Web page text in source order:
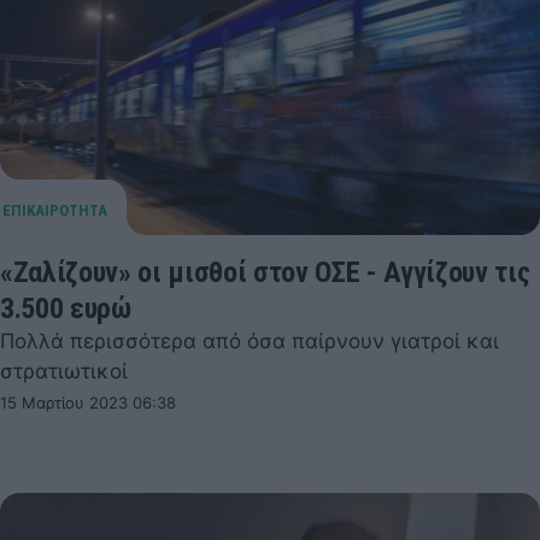
«Ζαλίζουν» οι μισθοί στον ΟΣΕ - Αγγίζουν τις
3.500 ευρώ
Πολλά περισσότερα από όσα παίρνουν γιατροί και
στρατιωτικοί
15 Μαρτίου 2023 06:38